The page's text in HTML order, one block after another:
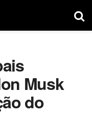
Musk
do